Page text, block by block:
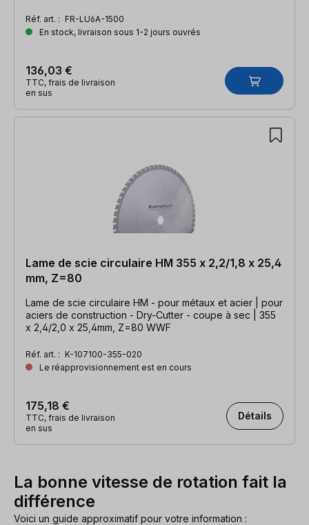
Réf. art. : FR-LU6A-1500
En stock, livraison sous 1-2 jours ouvrés
136,03 €
TTC, frais de livraison
en sus
Lame de scie circulaire HM 355 x 2,2/1,8 x 25,4
mm, Z=80
Lame de scie circulaire HM - pour métaux et acier | pour
aciers de construction - Dry-Cutter - coupe à sec | 355
x 2,4/2,0 x 25,4mm, Z=80 WWF
Réf. art. : K-107100-355-020
Le réapprovisionnement est en cours
175,18 €
TTC, frais de livraison
en sus
Détails
La bonne vitesse de rotation fait la
différence
Voici un guide approximatif pour votre information :